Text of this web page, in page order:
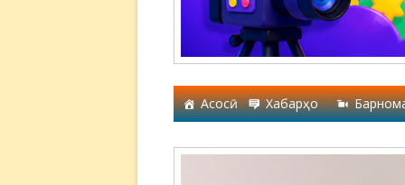
Асосӣ Хабарҳо